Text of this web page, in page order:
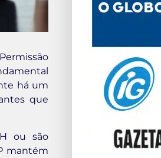
há um
que
ou são
mantém